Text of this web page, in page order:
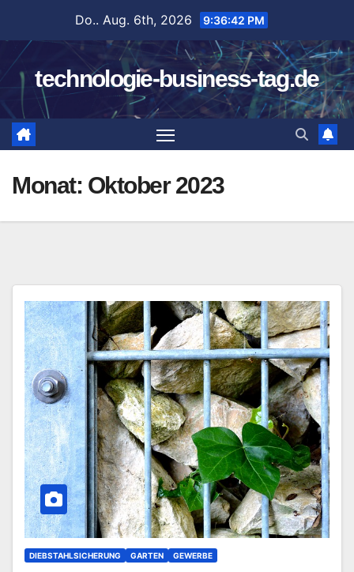
springen
Do.. Aug. 6th, 2026 9:36:43 PM
technologie-business-tag.de
Monat: Oktober 2023
DIEBSTAHLSICHERUNG GARTEN GEWERBE